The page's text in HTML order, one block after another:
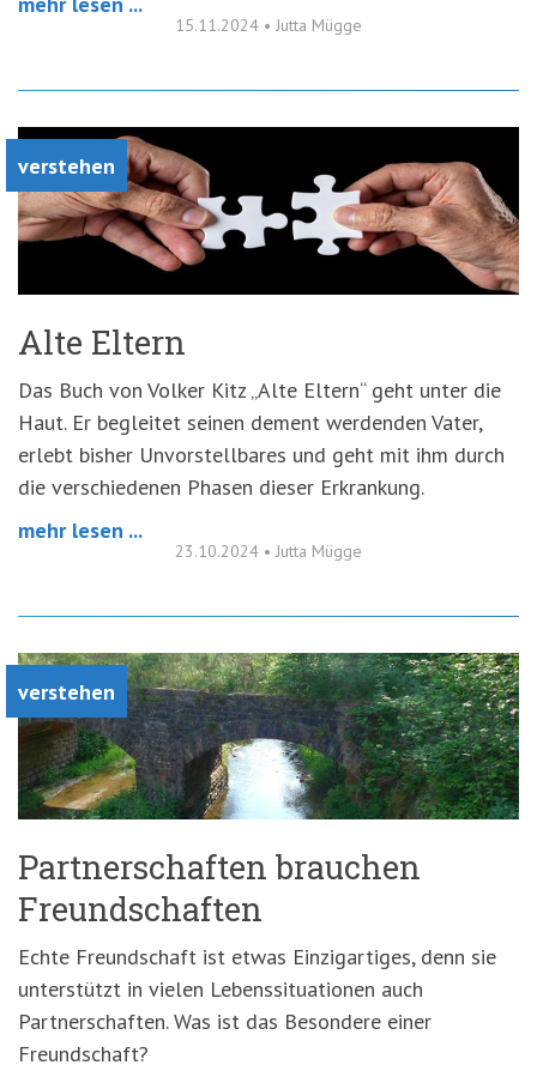
15.11.2024 • Jutta Mügge
verstehen
Alte Eltern
Das Buch von Volker Kitz „Alte Eltern“ geht unter die
Haut. Er begleitet seinen dement werdenden Vater,
erlebt bisher Unvorstellbares und geht mit ihm durch
die verschiedenen Phasen dieser Erkrankung.
mehr lesen ...
23.10.2024 • Jutta Mügge
verstehen
Partnerschaften brauchen
Freundschaften
Echte Freundschaft ist etwas Einzigartiges, denn sie
unterstützt in vielen Lebenssituationen auch
Partnerschaften. Was ist das Besondere einer
Freundschaft?